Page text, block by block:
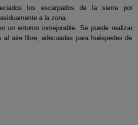
los escarpados de la sierra por
a la zona.
un entorno inmejorable. Se puede realizar
al aire libre, adecuadas para huéspedes de